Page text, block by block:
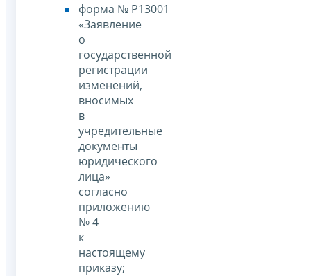
форма № Р13001
«Заявление
о
государственной
регистрации
изменений,
вносимых
в
учредительные
документы
юридического
лица»
согласно
приложению
№ 4
к
настоящему
приказу;